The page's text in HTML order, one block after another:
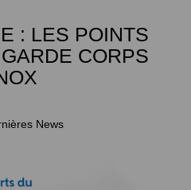
: LES POINTS
CORPS
News